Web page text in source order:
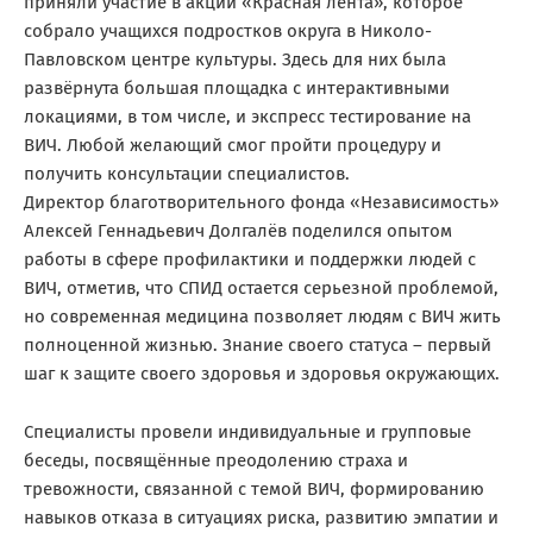
собрало учащихся подростков округа в Николо-
Павловском центре культуры. Здесь для них была
развёрнута большая площадка с интерактивными
локациями, в том числе, и экспресс тестирование на
ВИЧ. Любой желающий смог пройти процедуру и
получить консультации специалистов.
Директор благотворительного фонда «Независимость»
Алексей Геннадьевич Долгалёв поделился опытом
работы в сфере профилактики и поддержки людей с
ВИЧ, отметив, что СПИД остается серьезной проблемой,
но современная медицина позволяет людям с ВИЧ жить
полноценной жизнью. Знание своего статуса – первый
шаг к защите своего здоровья и здоровья окружающих.
Специалисты провели индивидуальные и групповые
беседы, посвящённые преодолению страха и
тревожности, связанной с темой ВИЧ, формированию
навыков отказа в ситуациях риска, развитию эмпатии и